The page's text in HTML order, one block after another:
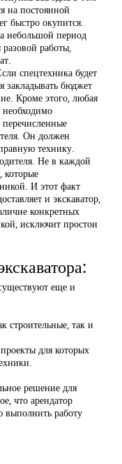
на постоянной
быстро окупится.
небольшой период
работы,
спецтехника будет
закладывать бюджет
Кроме этого, любая
необходимо
перечисленные
Он должен
технику.
Не в каждой
которые
И этот факт
и экскаватор,
конкретных
исключит простои
еще и
строительные, так и
для которых
решение для
что арендатор
выполнить работу